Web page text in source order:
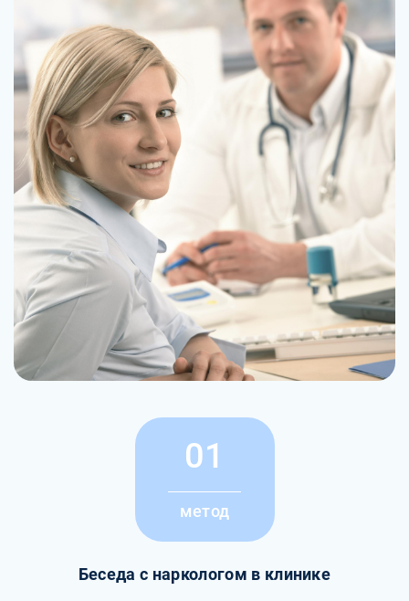
01
метод
Беседа с наркологом в клинике